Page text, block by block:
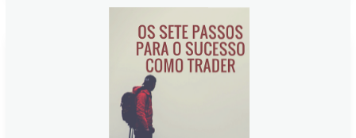
Secretário do Tesouro Bessent:
começará entrevistas com
candidatos do Fed após o Dia do